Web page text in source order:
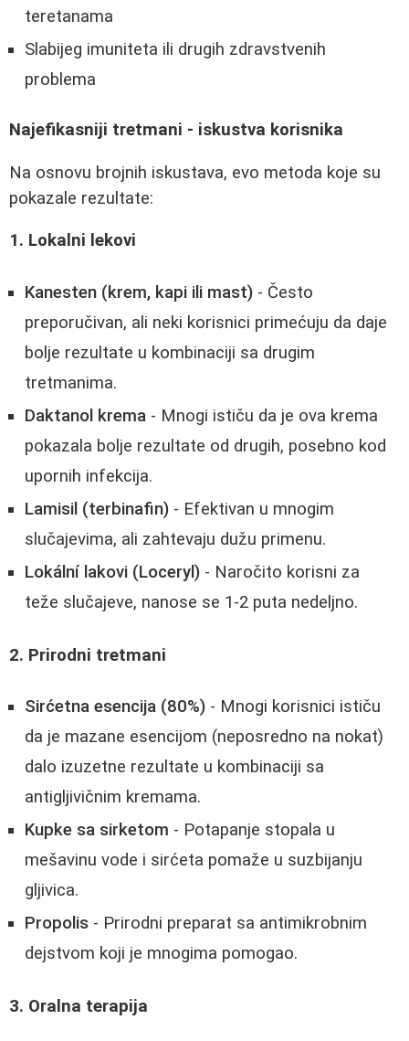
teretanama
Slabijeg imuniteta ili drugih zdravstvenih
problema
Najefikasniji tretmani - iskustva korisnika
Na osnovu brojnih iskustava, evo metoda koje su
pokazale rezultate:
1. Lokalni lekovi
Kanesten (krem, kapi ili mast) - Često
preporučivan, ali neki korisnici primećuju da daje
bolje rezultate u kombinaciji sa drugim
tretmanima.
Daktanol krema - Mnogi ističu da je ova krema
pokazala bolje rezultate od drugih, posebno kod
upornih infekcija.
Lamisil (terbinafin) - Efektivan u mnogim
slučajevima, ali zahtevaju dužu primenu.
Lokální lakovi (Loceryl) - Naročito korisni za
teže slučajeve, nanose se 1-2 puta nedeljno.
2. Prirodni tretmani
Sirćetna esencija (80%) - Mnogi korisnici ističu
da je mazane esencijom (neposredno na nokat)
dalo izuzetne rezultate u kombinaciji sa
antigljivičnim kremama.
Kupke sa sirketom - Potapanje stopala u
mešavinu vode i sirćeta pomaže u suzbijanju
gljivica.
Propolis - Prirodni preparat sa antimikrobnim
dejstvom koji je mnogima pomogao.
3. Oralna terapija